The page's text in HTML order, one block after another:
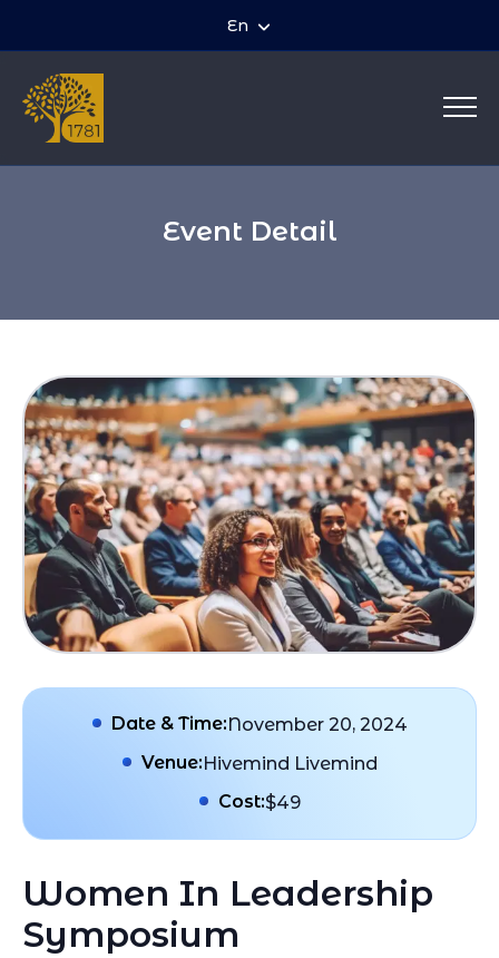
En
Event Detail
Date & Time:November 20, 2024
Venue Hivemind Livemind
Cost:$49
Women In Leadership
Symposium